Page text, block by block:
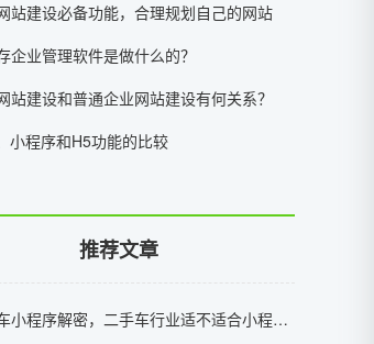
站建设必备功能，合理规划自己的网站
企业管理软件是做什么的？
站建设和普通企业网站建设有何关系？
小程序和H5功能的比较
推荐文章
二手车小程序解密，二手车行业适不适合小程序？